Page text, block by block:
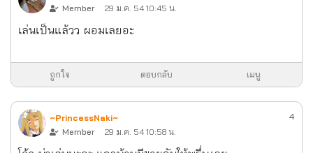
Member
29 ม.ค. 54 10:45 น.
เล่นเป็นแล้วว ผอมเลยอะ
ถูกใจ ตอบกลับ เมนู
~PrincessNaki~
Member
29 ม.ค. 54 10:58 น.
4